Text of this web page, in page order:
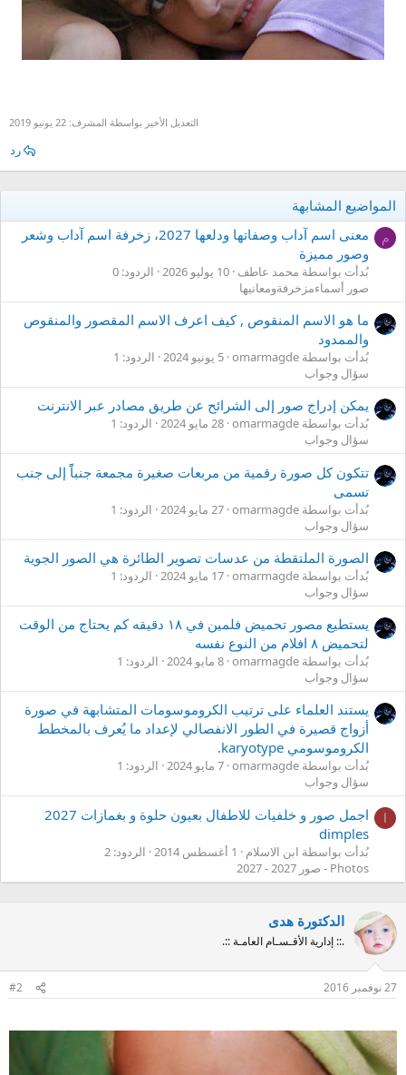
التعديل الأخير بواسطة المشرف: 22 يونيو 2019
رد
المواضيع المشابهة
م
معنى اسم آداب وصفاتها ودلعها 2027، زخرفة اسم آداب وشعر
وصور مميزة
بُدأت بواسطة محمد عاطف 10 يوليو 2026
الردود: 0
صور أسماءمزخرفةومعانيها
ما هو الاسم المنقوص , كيف اعرف الاسم المقصور والمنقوص
والممدود
بُدأت بواسطة omarmagde 5 يونيو 2024
الردود: 1
سؤال وجواب
يمكن إدراج صور إلى الشرائح عن طريق مصادر عبر الانترنت
بُدأت بواسطة omarmagde 28 مايو 2024
الردود: 1
سؤال وجواب
تتكون كل صورة رقمية من مربعات صغيرة مجمعة جنباًً إلى جنب
تسمى
بُدأت بواسطة omarmagde 27 مايو 2024
الردود: 1
سؤال وجواب
الصورة الملتقطة من عدسات تصوير الطائرة هي الصور الجوية
بُدأت بواسطة omarmagde 17 مايو 2024
الردود: 1
سؤال وجواب
يستطيع مصور تحميض فلمين في ١٨ دقيقه كم يحتاج من الوقت
لتحميض ٨ افلام من النوع نفسه
بُدأت بواسطة omarmagde 8 مايو 2024
الردود: 1
سؤال وجواب
يستند العلماء على ترتيب الكروموسومات المتشابهة في صورة
أزواج قصيرة في الطور الانفصالي لإعداد ما يُعرف بالمخطط
الكروموسومي karyotype.
بُدأت بواسطة omarmagde 7 مايو 2024
الردود: 1
سؤال وجواب
ا
اجمل صور و خلفيات للاطفال بعيون حلوة و بغمازات 2027
dimples
بُدأت بواسطة ابن الاسلام 1 أغسطس 2014
الردود: 2
Photos - صور 2027 - 2027
الدكتورة هدى
.:: إدارية الأقـسـام العامـة ::.
27 نوفمبر 2016 #2